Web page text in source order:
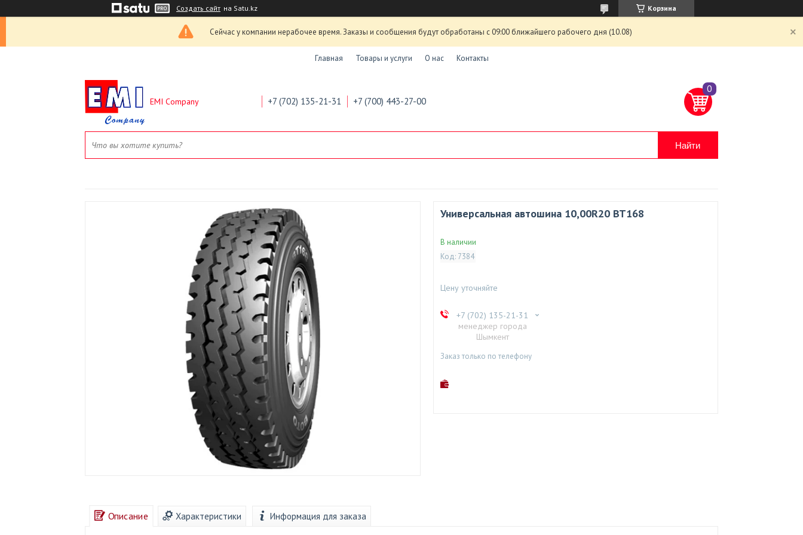
Создать сайт на Satu.kz Корзина
Сейчас у компании нерабочее время. Заказы и сообщения будут обработаны с 09:00 ближайшего рабочего дня (10.08)
Главная Товары и услуги О нас Контакты
EMI Company +7 (702) 135-21-31 +7 (700) 443-27-00
Найти
Универсальная автошина 10,00R20 BT168
В наличии
Код: 7384
Цену уточняйте
+7 (702) 135-21-31
менеджер города
Шымкент
Заказ только по телефону
Описание Характеристики Информация для заказа